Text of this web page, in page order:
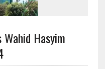
Hasyim